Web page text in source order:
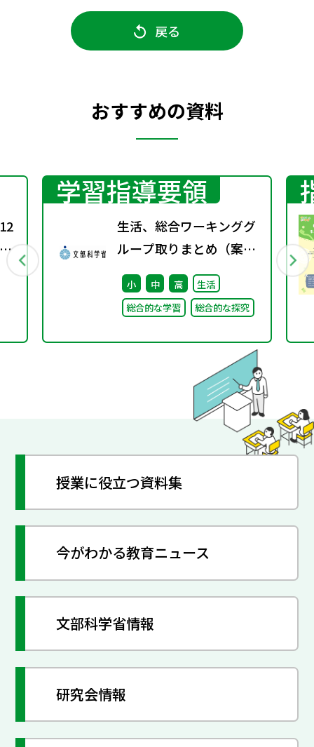
戻る
おすすめの資料
学習指導要領
生活、総合ワーキンググ
ループ取りまとめ（案）
※会議後修正
小 中 高
生活
総合的な学習
総合的な探究
授業に役立つ資料集
今がわかる教育ニュース
文部科学省情報
研究会情報